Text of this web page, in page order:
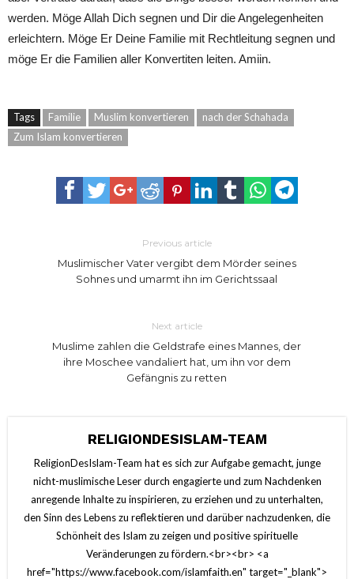
werden. Möge Allah Dich segnen und Dir die Angelegenheiten
erleichtern. Möge Er Deine Familie mit Rechtleitung segnen und
möge Er die Familien aller Konvertiten leiten. Amiin.
Tags Familie Muslim konvertieren
nach der Schahada
Zum Islam konvertieren
Previous article
Muslimischer Vater vergibt dem Mörder seines
Sohnes und umarmt ihn im Gerichtssaal
Next article
Muslime zahlen die Geldstrafe eines Mannes, der
ihre Moschee vandaliert hat, um ihn vor dem
Gefängnis zu retten
RELIGIONDESISLAM-TEAM
ReligionDesIslam-Team hat es sich zur Aufgabe gemacht, junge
nicht-muslimische Leser durch engagierte und zum Nachdenken
anregende Inhalte zu inspirieren, zu erziehen und zu unterhalten,
den Sinn des Lebens zu reflektieren und darüber nachzudenken, die
Schönheit des Islam zu zeigen und positive spirituelle
Veränderungen zu fördern.<br><br> <a
href="https://www.facebook.com/islamfaith.en" target="_blank">